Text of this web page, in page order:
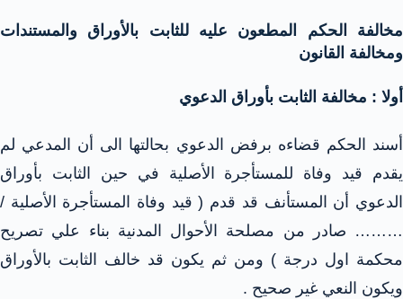
مخالفة الحكم المطعون عليه للثابت بالأوراق والمستندات
ومخالفة القانون
أولا : مخالفة الثابت بأوراق الدعوي
أسند الحكم قضاءه برفض الدعوي بحالتها الى أن المدعي لم
يقدم قيد وفاة للمستأجرة الأصلية في حين الثابت بأوراق
الدعوي أن المستأنف قد قدم ( قيد وفاة المستأجرة الأصلية /
……… صادر من مصلحة الأحوال المدنية بناء علي تصريح
محكمة اول درجة ) ومن ثم يكون قد خالف الثابت بالأوراق
ويكون النعي غير صحيح .